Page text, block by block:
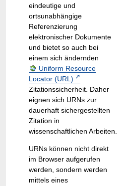
eindeutige und
ortsunabhängige
Referenzierung
elektronischer Dokumente
und bietet so auch bei
einem sich ändernden
Uniform Resource
Locator (URL)
Zitationssicherheit. Daher
eignen sich URNs zur
dauerhaft sichergestellten
Zitation in
wissenschaftlichen Arbeiten.
URNs können nicht direkt
im Browser aufgerufen
werden, sondern werden
mittels eines